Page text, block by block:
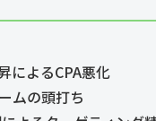
によるCPA悪化
ムの頭打ち